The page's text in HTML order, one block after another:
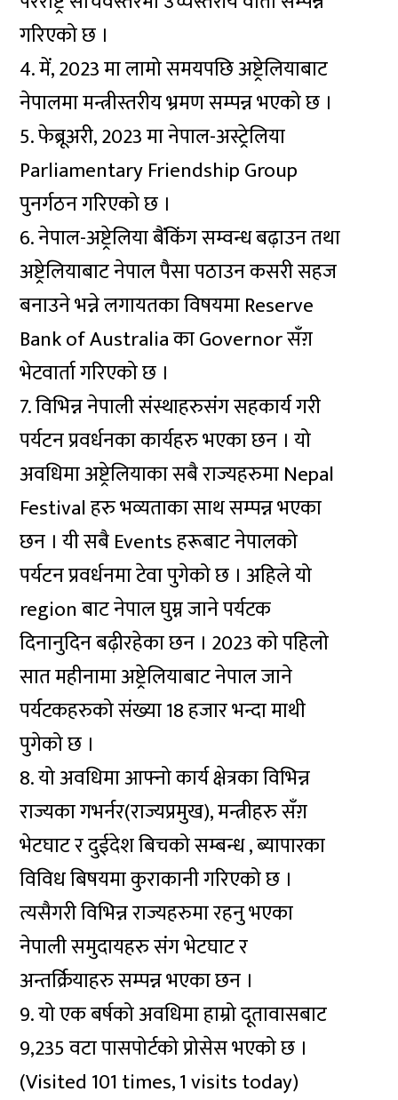
गरिएको छ ।
4. में, 2023 मा लामो समयपछि अष्ट्रेलियाबाट
नेपालमा मन्त्रीस्तरीय भ्रमण सम्पन्न भएको छ ।
5. फेब्रूअरी, 2023 मा नेपाल-अस्ट्रेलिया
Parliamentary Friendship Group
पुनर्गठन गरिएको छ ।
6. नेपाल-अष्ट्रेलिया बैंकिंग सम्वन्ध बढ़ाउन तथा
अष्ट्रेलियाबाट नेपाल पैसा पठाउन कसरी सहज
बनाउने भन्ने लगायतका विषयमा Reserve
Bank of Australia का Governor सँग़
भेटवार्ता गरिएको छ ।
7. विभिन्न नेपाली संस्थाहरुसंग सहकार्य गरी
पर्यटन प्रवर्धनका कार्यहरु भएका छन । यो
अवधिमा अष्ट्रेलियाका सबै राज्यहरुमा Nepal
Festival हरु भव्यताका साथ सम्पन्न भएका
छन । यी सबै Events हरूबाट नेपालको
पर्यटन प्रवर्धनमा टेवा पुगेको छ । अहिले यो
region बाट नेपाल घुम्न जाने पर्यटक
दिनानुदिन बढ़ीरहेका छन । 2023 को पहिलो
सात महीनामा अष्ट्रेलियाबाट नेपाल जाने
पर्यटकहरुको संख्या 18 हजार भन्दा माथी
पुगेको छ ।
8. यो अवधिमा आफ्नो कार्य क्षेत्रका विभिन्न
राज्यका गभर्नर(राज्यप्रमुख), मन्त्रीहरु सँग़
भेटघाट र दुईदेश बिचको सम्बन्ध , ब्यापारका
विविध बिषयमा कुराकानी गरिएको छ ।
त्यसैगरी विभिन्न राज्यहरुमा रहनु भएका
नेपाली समुदायहरु संग भेटघाट र
अन्तर्क्रियाहरु सम्पन्न भएका छन ।
9. यो एक बर्षको अवधिमा हाम्रो दूतावासबाट
9,235 वटा पासपोर्टको प्रोसेस भएको छ ।
(Visited 101 times, 1 visits today)